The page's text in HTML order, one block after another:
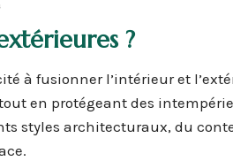
?
à fusionner l’intérieur et
en protégeant des
styles architecturaux, du